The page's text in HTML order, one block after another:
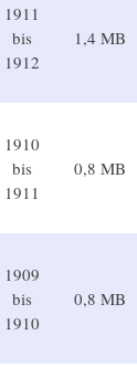
1911
bis
1912
1,4 MB
1910
bis
1911
0,8 MB
1909
bis
1910
0,8 MB